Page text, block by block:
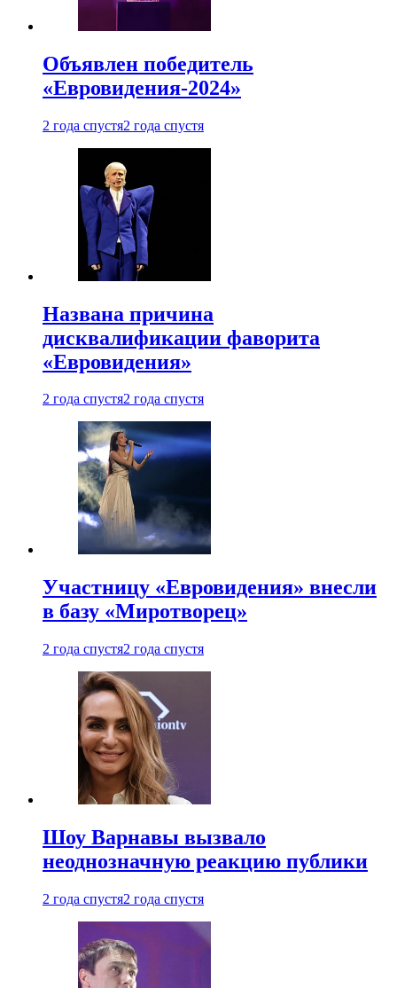
Объявлен победитель
«Евровидения-2024»
2 года спустя2 года спустя
Названа причина
дисквалификации фаворита
«Евровидения»
2 года спустя2 года спустя
Участницу «Евровидения» внесли
в базу «Миротворец»
2 года спустя2 года спустя
Шоу Варнавы вызвало
неоднозначную реакцию публики
2 года спустя2 года спустя